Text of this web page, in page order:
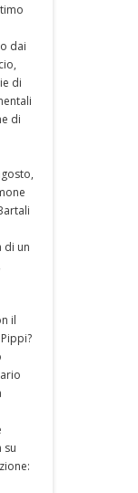
dai
di
di
di un
il
su